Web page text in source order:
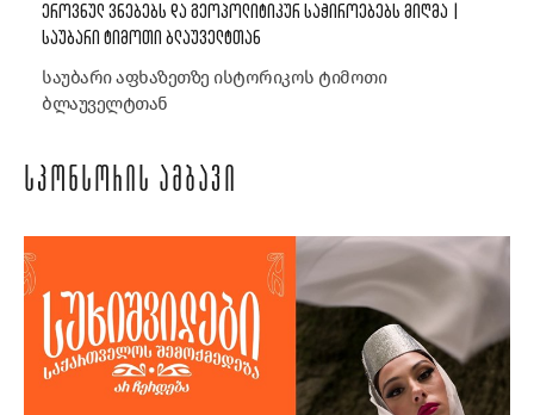
ᲔᲠᲝᲕᲜᲣᲚ ᲕᲜᲔᲑᲔᲑᲡ ᲓᲐ ᲒᲔᲝᲞᲝᲚᲘᲢᲘᲙᲣᲠ ᲡᲐᲭᲘᲠᲝᲔᲑᲔᲑᲡ ᲛᲘᲦᲛᲐ |
ᲡᲐᲣᲑᲐᲠᲘ ᲢᲘᲛᲝᲗᲘ ᲑᲚᲐᲣᲕᲔᲚᲢᲗᲐᲜ
საუბარი აფხაზეთზე ისტორიკოს ტიმოთი
ბლაუველტთან
ᲡᲞᲝᲜᲡᲝᲠᲘᲡ ᲐᲛᲑᲐᲕᲘ